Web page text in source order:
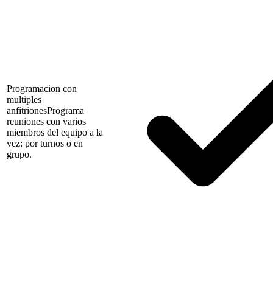
Programacion con
multiples
anfitrionesPrograma
reuniones con varios
miembros del equipo a la
vez: por turnos o en
grupo.